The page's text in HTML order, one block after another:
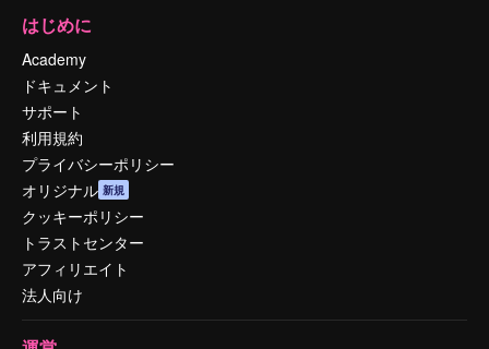
はじめに
Academy
ドキュメント
サポート
利用規約
プライバシーポリシー
オリジナル 新規
クッキーポリシー
トラストセンター
アフィリエイト
法人向け